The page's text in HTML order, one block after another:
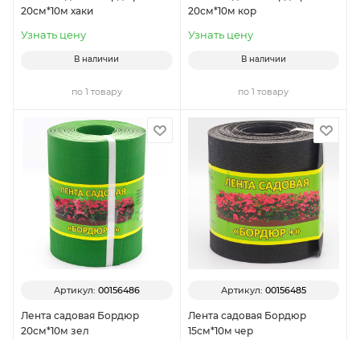
20см*10м хаки
Узнать цену
В наличии
по 1 товару
20см*10м кор
Узнать цену
В наличии
по 1 товару
Артикул: 00156486
Лента садовая Бордюр
20см*10м зел
Артикул: 00156485
Лента садовая Бордюр
15см*10м чер